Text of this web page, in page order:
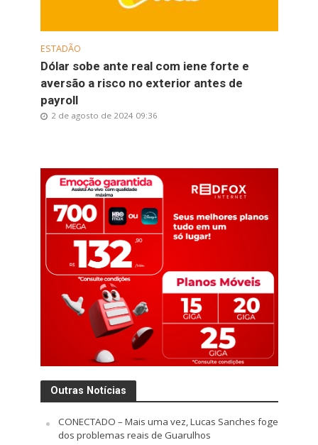
ESTADÃO
Dólar sobe ante real com iene forte e
aversão a risco no exterior antes de
payroll
2 de agosto de 2024 09:36
Outras Notícias
CONECTADO – Mais uma vez, Lucas Sanches foge
dos problemas reais de Guarulhos